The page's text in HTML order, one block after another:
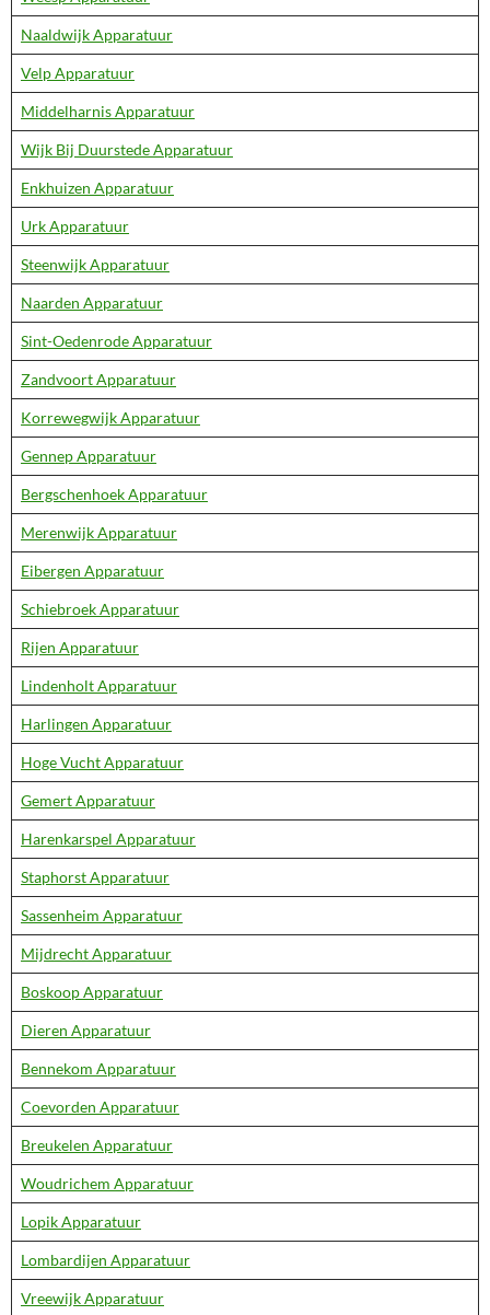
Naaldwijk Apparatuur
Velp Apparatuur
Middelharnis Apparatuur
Wijk Bij Duurstede Apparatuur
Enkhuizen Apparatuur
Urk Apparatuur
Steenwijk Apparatuur
Naarden Apparatuur
Sint-Oedenrode Apparatuur
Zandvoort Apparatuur
Korrewegwijk Apparatuur
Gennep Apparatuur
Bergschenhoek Apparatuur
Merenwijk Apparatuur
Eibergen Apparatuur
Schiebroek Apparatuur
Rijen Apparatuur
Lindenholt Apparatuur
Harlingen Apparatuur
Hoge Vucht Apparatuur
Gemert Apparatuur
Harenkarspel Apparatuur
Staphorst Apparatuur
Sassenheim Apparatuur
Mijdrecht Apparatuur
Boskoop Apparatuur
Dieren Apparatuur
Bennekom Apparatuur
Coevorden Apparatuur
Breukelen Apparatuur
Woudrichem Apparatuur
Lopik Apparatuur
Lombardijen Apparatuur
Vreewijk Apparatuur